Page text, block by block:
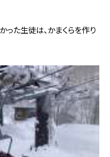
た生徒は、かまくらを作り